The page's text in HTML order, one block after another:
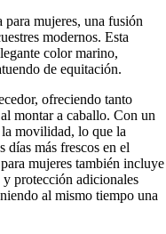
mujeres, una fusión
modernos. Esta
color marino,
de equitación.
ofreciendo tanto
montar a caballo. Con un
movilidad, lo que la
días más frescos en el
mujeres también incluye
protección adicionales
al mismo tiempo una